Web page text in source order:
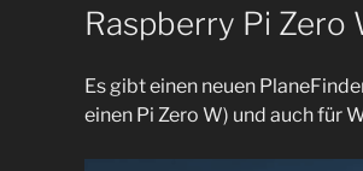
Raspberry Pi Zero
Es gibt einen neuen
einen Pi Zero W) und auch für